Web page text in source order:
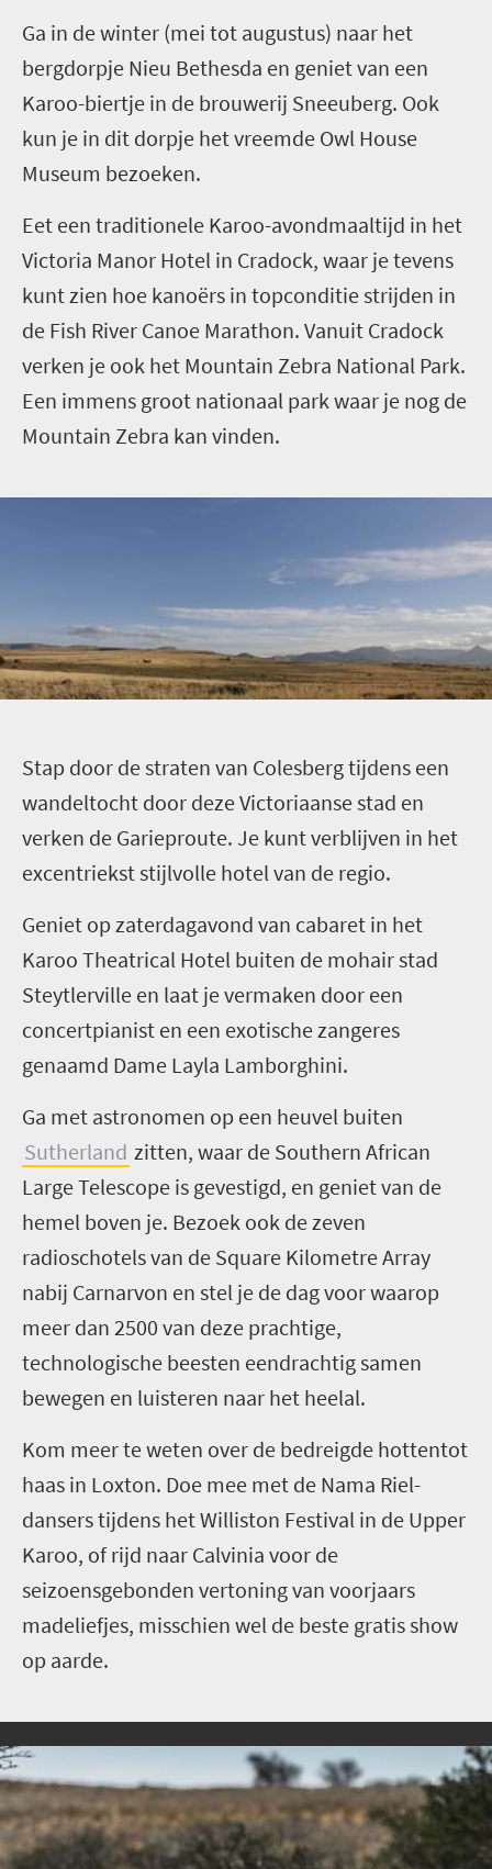
Ga in de winter (mei tot augustus) naar het
bergdorpje Nieu Bethesda en geniet van een
Karoo-biertje in de brouwerij Sneeuberg. Ook
kun je in dit dorpje het vreemde Owl House
Museum bezoeken.
Eet een traditionele Karoo-avondmaaltijd in het
Victoria Manor Hotel in Cradock, waar je tevens
kunt zien hoe kanoërs in topconditie strijden in
de Fish River Canoe Marathon. Vanuit Cradock
verken je ook het Mountain Zebra National Park.
Een immens groot nationaal park waar je nog de
Mountain Zebra kan vinden.
Stap door de straten van Colesberg tijdens een
wandeltocht door deze Victoriaanse stad en
verken de Garieproute. Je kunt verblijven in het
excentriekst stijlvolle hotel van de regio.
Geniet op zaterdagavond van cabaret in het
Karoo Theatrical Hotel buiten de mohair stad
Steytlerville en laat je vermaken door een
concertpianist en een exotische zangeres
genaamd Dame Layla Lamborghini.
Ga met astronomen op een heuvel buiten
Sutherland zitten, waar de Southern African
Large Telescope is gevestigd, en geniet van de
hemel boven je. Bezoek ook de zeven
radioschotels van de Square Kilometre Array
nabij Carnarvon en stel je de dag voor waarop
meer dan 2500 van deze prachtige,
technologische beesten eendrachtig samen
bewegen en luisteren naar het heelal.
Kom meer te weten over de bedreigde hottentot
haas in Loxton. Doe mee met de Nama Riel-
dansers tijdens het Williston Festival in de Upper
Karoo, of rijd naar Calvinia voor de
seizoensgebonden vertoning van voorjaars
madeliefjes, misschien wel de beste gratis show
op aarde.